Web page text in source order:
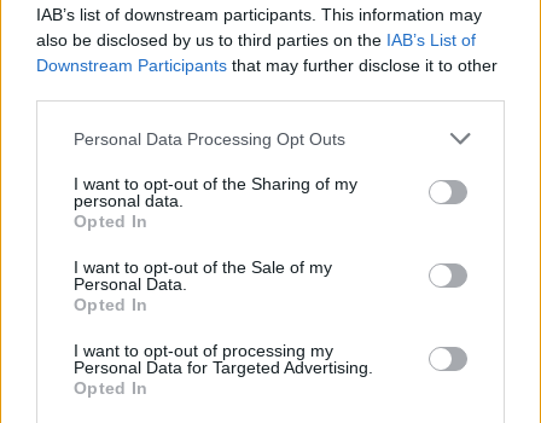
IAB’s list of downstream participants. This information may
also be disclosed by us to third parties on the IAB’s List of
Downstream Participants that may further disclose it to other
Please note that this website/app uses one or more Google
not limited to your visit or usage behaviour. You may click to
grant or deny consent to Google and its third-party tags to
use your data for below specified purposes in below Google
consent section.
Personal Data Processing Opt Outs
I want to opt-out of the Sharing of my
personal data.
Opted In
I want to opt-out of the Sale of my
Personal Data.
Opted In
I want to opt-out of processing my
Personal Data for Targeted Advertising.
Opted In
έχετε ξαναδεί